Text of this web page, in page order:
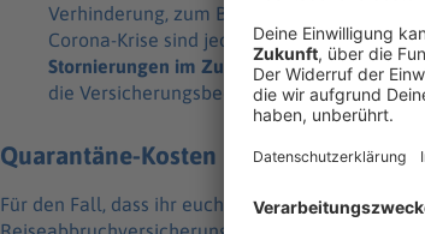
Verhin­de­rung, zum Beispiel, wenn ihr als
Corona-Krise sind jedoch viele
Stor­nie­run­gen im Zusam­men­hang mit der
die Versi­che­rungs­be­din­gun­gen genau
Quarantäne-Kosten
Für den Fall, dass ihr euch im Urlaub mit Corona